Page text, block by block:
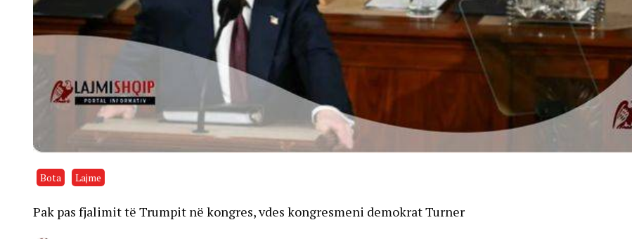
Bota Lajme
Pak pas fjalimit të Trumpit në kongres, vdes kongresmeni demokrat Turner